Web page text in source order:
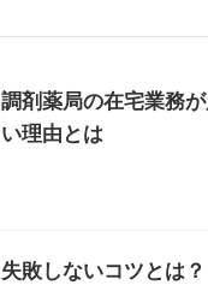
調剤薬局の在宅業務
い理由とは
失敗しないコツとは？